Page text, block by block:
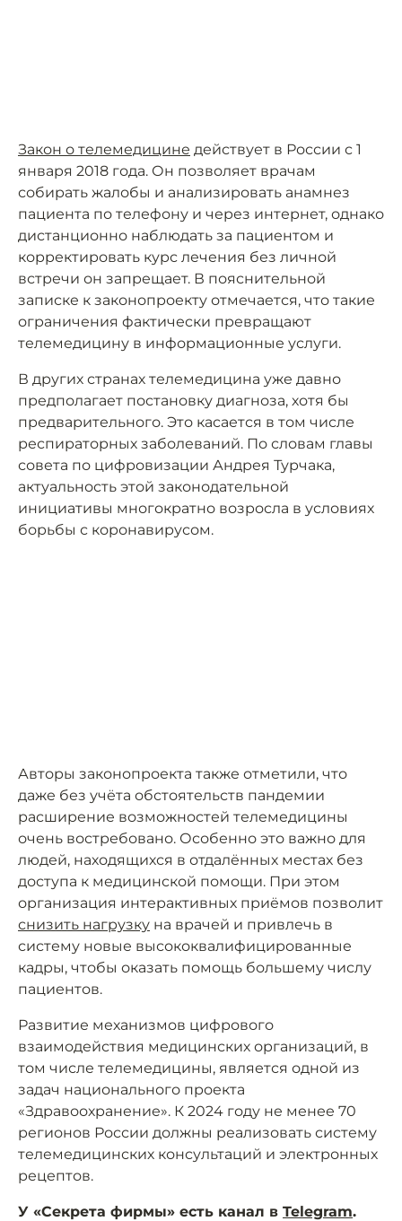
Закон о телемедицине действует в России с 1
января 2018 года. Он позволяет врачам
собирать жалобы и анализировать анамнез
пациента по телефону и через интернет, однако
дистанционно наблюдать за пациентом и
корректировать курс лечения без личной
встречи он запрещает. В пояснительной
записке к законопроекту отмечается, что такие
ограничения фактически превращают
телемедицину в информационные услуги.
В других странах телемедицина уже давно
предполагает постановку диагноза, хотя бы
предварительного. Это касается в том числе
респираторных заболеваний. По словам главы
совета по цифровизации Андрея Турчака,
актуальность этой законодательной
инициативы многократно возросла в условиях
борьбы с коронавирусом.
Авторы законопроекта также отметили, что
даже без учёта обстоятельств пандемии
расширение возможностей телемедицины
очень востребовано. Особенно это важно для
людей, находящихся в отдалённых местах без
доступа к медицинской помощи. При этом
организация интерактивных приёмов позволит
снизить нагрузку на врачей и привлечь в
систему новые высококвалифицированные
кадры, чтобы оказать помощь большему числу
пациентов.
Развитие механизмов цифрового
взаимодействия медицинских организаций, в
том числе телемедицины, является одной из
задач национального проекта
«Здравоохранение». К 2024 году не менее 70
регионов России должны реализовать систему
телемедицинских консультаций и электронных
рецептов.
У «Секрета фирмы» есть канал в Telegram.